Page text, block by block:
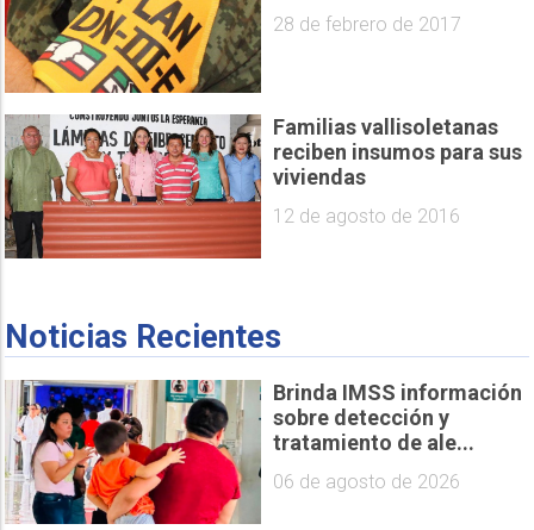
28 de febrero de 2017
Familias vallisoletanas
reciben insumos para sus
viviendas
12 de agosto de 2016
Noticias Recientes
Brinda IMSS información
sobre detección y
tratamiento de ale...
06 de agosto de 2026